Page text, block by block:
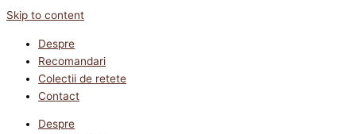
Skip to content
Despre
Recomandari
Colectii de retete
Contact
Despre